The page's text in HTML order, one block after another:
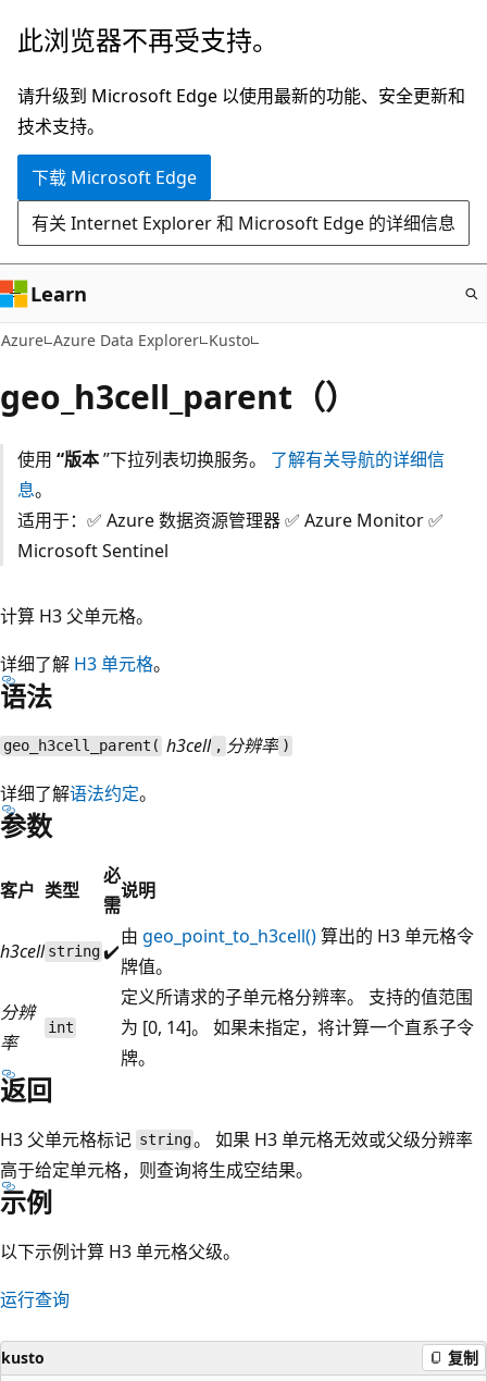
跳
主
要
内
此浏览器不再受支持。
请升级到 Microsoft Edge 以使用最新的功能、安全更新和
技术支持。
下载 Microsoft Edge
有关 Internet Explorer 和 Microsoft Edge 的详细信息
Learn
Azure Azure Data Explorer Kusto
geo_h3cell_parent（）
使用 “版本”下拉列表切换服务。 了解有关导航的详细信
息。
适用于：✅ Azure 数据资源管理器 ✅ Azure Monitor ✅
Microsoft Sentinel
计算 H3 父单元格。
详细了解 H3 单元格。
语法
geo_h3cell_parent( h3cell , 分辨率 )
详细了解语法约定。
参数
客户 类型
必
需
说明
h3cell string ✔️
由 geo_point_to_h3cell()算出的 H3 单元格令
牌值。
分辨
率
int
定义所请求的子单元格分辨率。 支持的值范围
为 [0, 14]。 如果未指定，将计算一个直系子令
牌。
返回
H3 父单元格标记 string。 如果 H3 单元格无效或父级分辨率
高于给定单元格，则查询将生成空结果。
示例
以下示例计算 H3 单元格父级。
运行查询
kusto 复制